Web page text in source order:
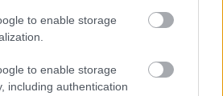
to enable storage
to enable storage
including authentication